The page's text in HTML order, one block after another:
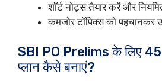
शॉर्ट नोट्स तैयार करें और
कमजोर टॉपिक्स को पहचानकर
SBI PO Prelims के लिए
प्लान कैसे बनाएं?